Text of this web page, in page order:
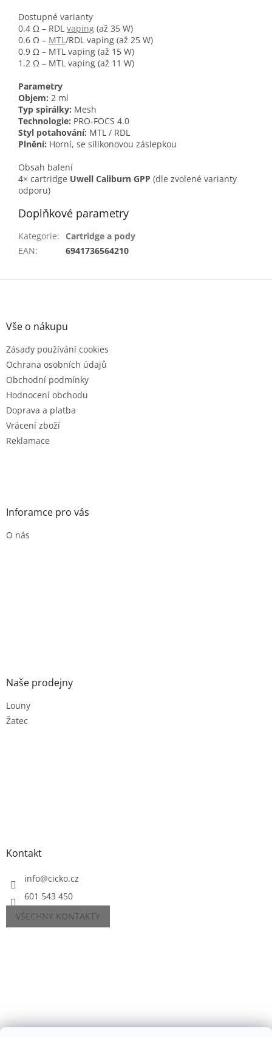
Dostupné varianty
0.4 Ω – RDL vaping (až 35 W)
0.6 Ω – MTL /RDL vaping (až 25 W)
0.9 Ω – MTL vaping (až 15 W)
1.2 Ω – MTL vaping (až 11 W)
Parametry
Objem: 2 ml
Typ spirálky: Mesh
Technologie: PRO-FOCS 4.0
Styl potahování: MTL / RDL
Plnění: Horní, se silikonovou záslepkou
Obsah balení
4× cartridge Uwell Caliburn GPP (dle zvolené varianty
odporu)
Doplňkové parametry
Kategorie:
Cartridge a pody
EAN: 6941736564210
Z
Vše o nákupu
Zásady používání cookies
Ochrana osobních údajů
Obchodní podmínky
Hodnocení obchodu
Doprava a platba
Vrácení zboží
Reklamace
Inforamce pro vás
O nás
Naše prodejny
Louny
Žatec
Kontakt
info@cicko.cz
601 543 450
VŠECHNY KONTAKTY